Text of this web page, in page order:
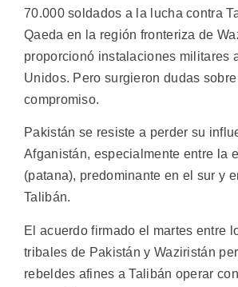
70.000 soldados a la lucha contra
Qaeda en la región fronteriza de
proporcionó instalaciones militares
Unidos. Pero surgieron dudas
compromiso.
Pakistán se resiste a perder su
Afganistán, especialmente entre la
(patana), predominante en el sur y
Talibán.
El acuerdo firmado el martes entre
tribales de Pakistán y Waziristán
rebeldes afines a Talibán operar